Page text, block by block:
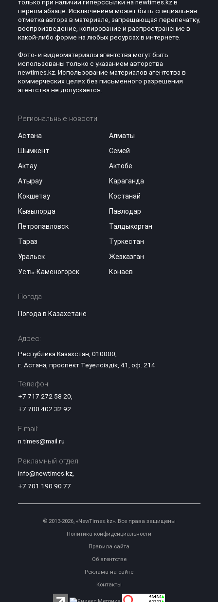
только при наличии гиперссылки на newtimes.kz в
первом абзаце. Исключением может быть специальная
отметка автора в материале, запрещающая перепечатку,
воспроизведение, копирование и распространение в
какой-либо форме на любых ресурсах в интернете.
Фото- и видеоматериалы агентства могут быть
использованы только с указанием авторства
newtimes.kz. Использование материалов агентства в
коммерческих целях без письменного разрешения
агентства не допускается.
Региональные новости
Астана
Алматы
Шымкент
Семей
Актау
Актобе
Атырау
Караганда
Кокшетау
Костанай
Кызылорда
Павлодар
Петропавловск
Талдыкорган
Тараз
Туркестан
Уральск
Жезказган
Усть-Каменогорск
Конаев
Погода
Погода в Казахстане
Адрес:
Республика Казахстан, 010000,
г. Астана, проспект Тәуелсіздік, 41, оф. 214
Телефон:
+7 717 272 58 20
+7 700 402 32 92
E-mail:
n.times@mail.ru
Рекламный отдел:
info@newtimes.kz,
+7 701 190 90 77
© 2013-2026, «NewTimes.kz». Все права защищены
Политика конфиденциальности
Правила сайта
Об агентстве
Реклама на сайте
Контакты